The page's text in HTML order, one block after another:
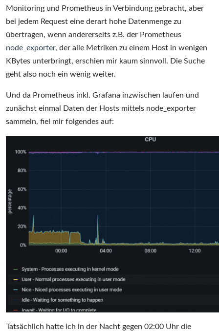
Monitoring und Prometheus in Verbindung gebracht, aber
bei jedem Request eine derart hohe Datenmenge zu
übertragen, wenn andererseits z.B. der Prometheus
node_exporter, der alle Metriken zu einem Host in wenigen
KBytes unterbringt, erschien mir kaum sinnvoll. Die Suche
geht also noch ein wenig weiter.
Und da Prometheus inkl. Grafana inzwischen laufen und
zunächst einmal Daten der Hosts mittels node_exporter
sammeln, fiel mir folgendes auf:
Tatsächlich hatte ich in der Nacht gegen 02:00 Uhr die